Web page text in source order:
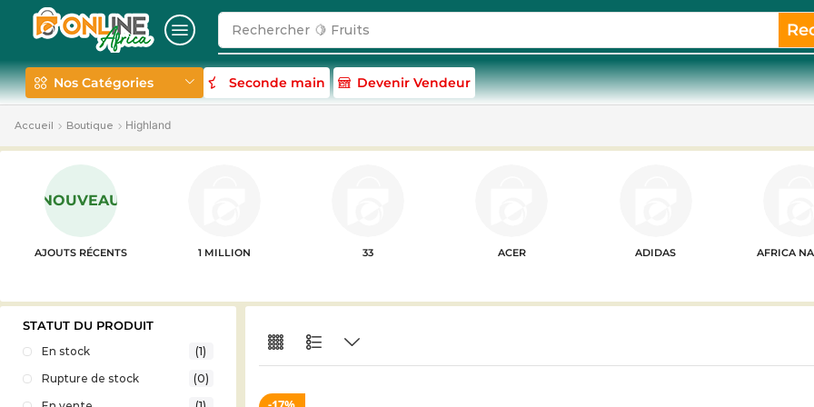
Rechercher 🍋 Fruits
Nos Catégories Seconde main Devenir Vendeur
Accueil Boutique Highland
NOUVEAU
AJOUTS RÉCENTS 1 MILLION 33 ACER ADIDAS AFRICA
STATUT DU PRODUIT
En stock
(1)
Rupture de stock
(0)